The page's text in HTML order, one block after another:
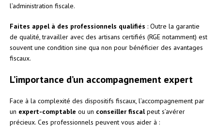
l’administration fiscale.
Faites appel à des professionnels qualifiés : Outre la garantie
de qualité, travailler avec des artisans certifiés (RGE notamment) est
souvent une condition sine qua non pour bénéficier des avantages
fiscaux.
L’importance d’un accompagnement expert
Face à la complexité des dispositifs fiscaux, l’accompagnement par
un expert-comptable ou un conseiller fiscalpeut s’avérer
précieux. Ces professionnels peuvent vous aider à :